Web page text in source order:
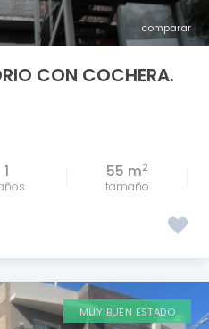
comparar
CON COCHERA.
1 55 m2
tamaño
MUY BUEN ESTADO